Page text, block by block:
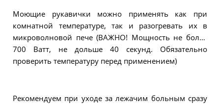
Моющие рукавички можно применять как при
комнатной температуре, так и разогревать их в
микроволновой пече (ВАЖНО! Мощность не более
700 Ватт, не дольше 40 секунд. Обязательно
проверить температуру перед применением)
Рекомендуем при уходе за лежачим больным сразу